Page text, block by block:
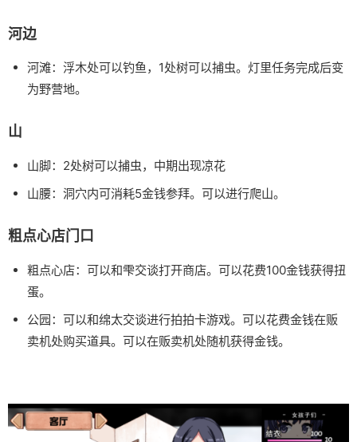
河边
河滩：浮木处可以钓鱼，1处树可以捕虫。灯里任务完成后变
为野营地。
山
山脚：2处树可以捕虫，中期出现凉花
山腰：洞穴内可消耗5金钱参拜。可以进行爬山。
粗点心店门口
粗点心店：可以和雫交谈打开商店。可以花费100金钱获得扭
蛋。
公园：可以和绵太交谈进行拍拍卡游戏。可以花费金钱在贩
卖机处购买道具。可以在贩卖机处随机获得金钱。